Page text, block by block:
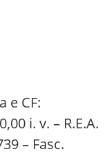
e CF:
i. v. – R.E.A.
– Fasc.